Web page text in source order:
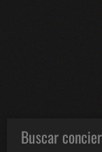
Buscar